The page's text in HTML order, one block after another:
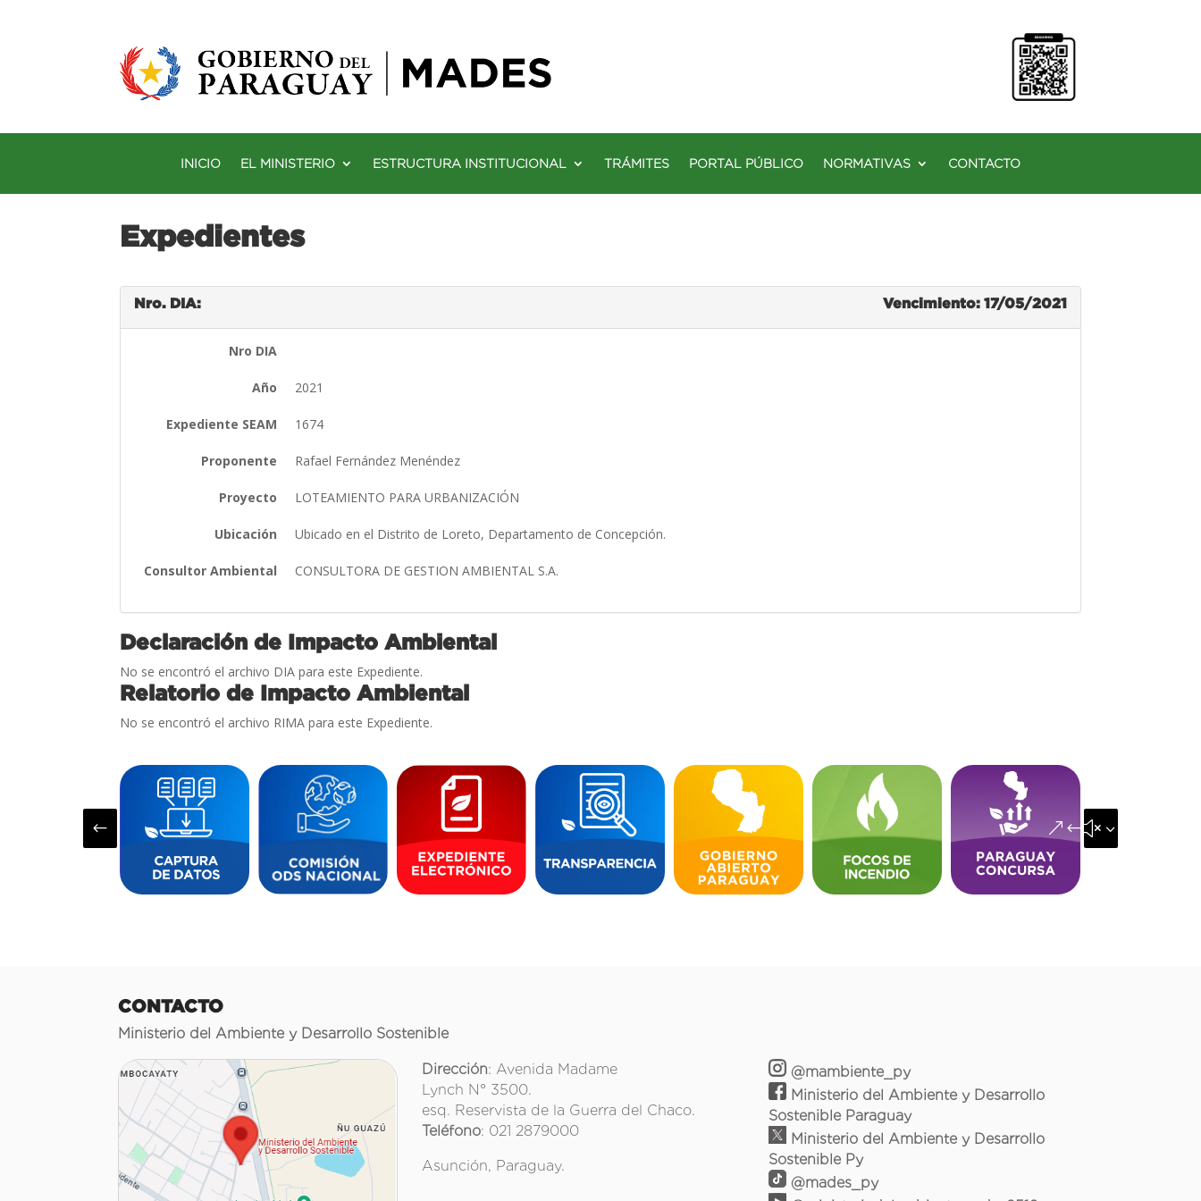
INICIO EL MINISTERIO ESTRUCTURA INSTITUCIONAL TRÁMITES PORTAL PÚBLICO NORMATIVAS CONTACTO
Expedientes
Nro. DIA: Vencimiento: 17/05/2021
Nro DIA
Año 2021
Expediente SEAM 1674
Proponente Rafael Fernández Menéndez
Proyecto LOTEAMIENTO PARA URBANIZACIÓN
Ubicación Ubicado en el Distrito de Loreto, Departamento de Concepción.
Consultor Ambiental CONSULTORA DE GESTION AMBIENTAL S.A.
Declaración de Impacto Ambiental
No se encontró el archivo DIA para este Expediente.
Relatorio de Impacto Ambiental
No se encontró el archivo RIMA para este Expediente.
# &#x35;
CONTACTO
Ministerio del Ambiente y Desarrollo Sostenible
Dirección: Avenida Madame
Lynch N° 3500.
esq. Reservista de la Guerra del Chaco.
Teléfono: 021 2879000
Asunción, Paraguay.
@mambiente_py
Ministerio del Ambiente y Desarrollo
Sostenible Paraguay
Ministerio del Ambiente y Desarrollo
Sostenible Py
@mades_py